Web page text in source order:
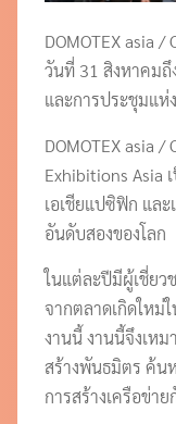
DOMOTEX asia /
วันที่ 31 สิงหาคม
และการประชุมแห่
DOMOTEX asia /
Exhibitions Asia
เอเชียแปซิฟิก แล
อันดับสองของโลก
ในแต่ละปีมีผู้เชี่ย
จากตลาดเกิดใหม่
งานนี้ งานนี้จึงเห
สร้างพันธมิตร ค้น
การสร้างเครือข่า